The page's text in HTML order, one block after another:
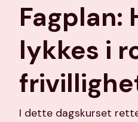
Fagplan:
lykkes i
I dette dagskurset